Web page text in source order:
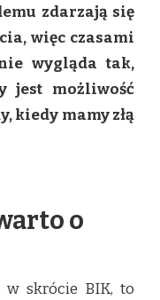
zdarzają się
więc czasami
wygląda tak,
jest możliwość
kiedy mamy złą
o
w skrócie BIK, to